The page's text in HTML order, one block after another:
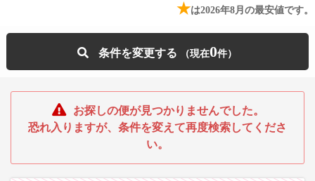
★は2026年8月の最安値です。
条件を変更する 0
お探しの便が見つかりませんでした。
恐れ入りますが、条件を変えて再度検索してくださ
い。